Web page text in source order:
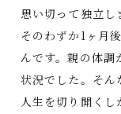
思い切って独立し
そのわずか1ヶ月
んです。親の体調
状況でした。そん
人生を切り開く